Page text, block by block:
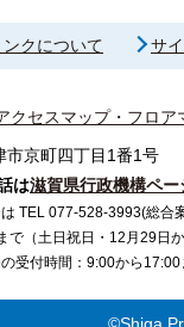
クについて サ
クセスマップ・フロア
市京町四丁目1番1号
は滋賀県行政機構ペー
TEL 077-528-3993(総合
（土日祝日・12月29日か
受付時間：9:00から17:00
©Shiga